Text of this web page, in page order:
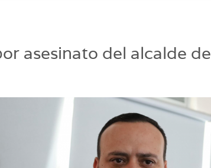
asesinato del alcalde de